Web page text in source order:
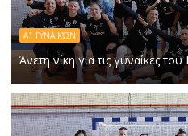
Α1 ΓΥΝΑΙΚΏΝ
Άνετη νίκη για τις γυναίκες